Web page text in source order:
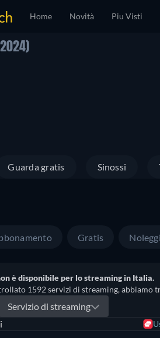
Home Novità Piu Visti
Guarda gratis Sinossi
Gratis
è disponibile per lo streaming in Italia.
1592 servizi di streaming, abbiamo
Servizio di streaming